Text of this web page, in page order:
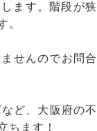
ます。階段が狭
。
せんのでお問合
ど、大阪府の不
ちます！